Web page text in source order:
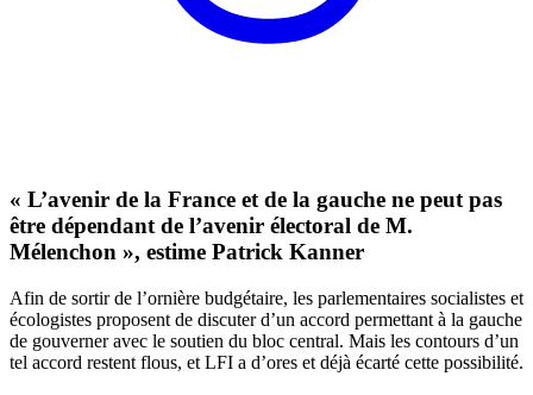
« L’avenir de la France et de la gauche ne peut pas
être dépendant de l’avenir électoral de M.
Mélenchon », estime Patrick Kanner
Afin de sortir de l’ornière budgétaire, les parlementaires socialistes et
écologistes proposent de discuter d’un accord permettant à la gauche
de gouverner avec le soutien du bloc central. Mais les contours d’un
tel accord restent flous, et LFI a d’ores et déjà écarté cette possibilité.